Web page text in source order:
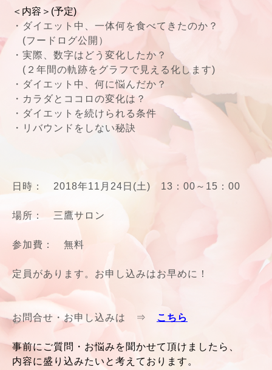
＜内容＞(予定)
・ダイエット中、一体何を食べてきたのか？
(フードログ公開）
・実際、数字はどう変化したか？
(２年間の軌跡をグラフで見える化します)
・ダイエット中、何に悩んだか？
・カラダとココロの変化は？
・ダイエットを続けられる条件
・リバウンドをしない秘訣
日時： 2018年11月24日(土) 13：00～15：00
場所： 三鷹サロン
参加費： 無料
定員があります。お申し込みはお早めに！
お問合せ・お申し込みは ⇒ こちら
事前に ご質問・お悩みを聞かせて頂けましたら、
内容に盛り込みたいと考えております。